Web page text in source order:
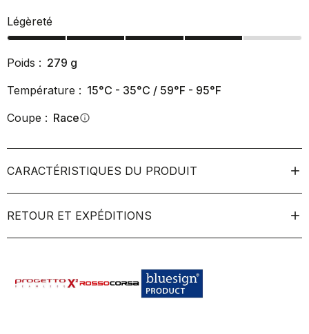
Légèreté
Poids : 279 g
Température : 15°C - 35°C / 59°F - 95°F
Coupe : Raceinfo
CARACTÉRISTIQUES DU PRODUIT
RETOUR ET EXPÉDITIONS